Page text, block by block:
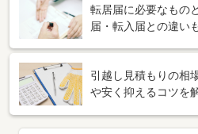
転居届に必要なもの
届・転入届との違い
引越し見積もりの相
や安く抑えるコツを